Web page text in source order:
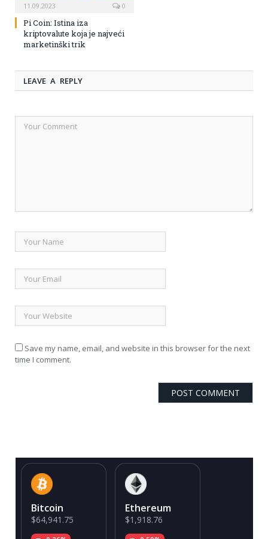
11.09.2023 0
Pi Coin: Istina iza
kriptovalute koja je najveći
marketinški trik
LEAVE A REPLY
Save my name, email, and website in this browser for the next
time I comment.
Bitcoin
$64,941.75
Ethereum
$1,918.76